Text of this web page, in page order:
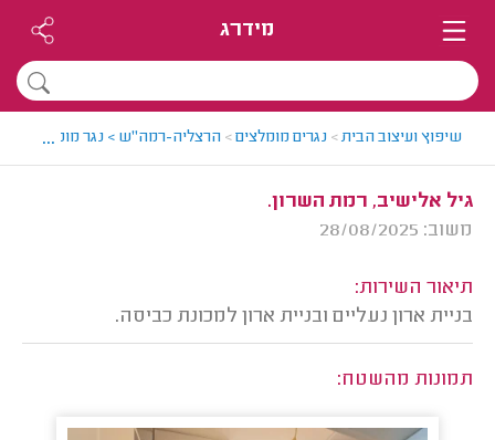
מידרג
שיפוץ ועיצוב הבית> נגרים מומלצים> הרצליה-רמה"ש > נגר מומלץ - רז
...
גיל אלישיב, רמת השרון.
משוב: 28/08/2025
תיאור השירות:
בניית ארון נעליים ובניית ארון למכונת כביסה.
תמונות מהשטח: